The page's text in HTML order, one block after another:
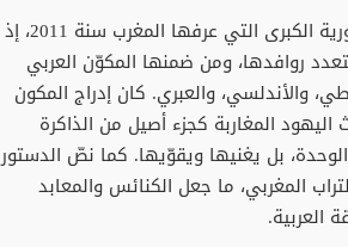
هذا الخط الفكري والديني تعزّز بوضوح من خلال الإصلاحات الدستورية الكبرى التي عرفها المغرب سنة 2011، إذ
روافدها، ومن ضمنها المكوّن العربي
والأندلسي، والعبري. كان إدراج المكون
المغاربة كجزء أصيل من الذاكرة
بل يغنيها ويقوّيها. كما نصّ الدستور
المغربي، ما جعل الكنائس والمعابد
العربية.